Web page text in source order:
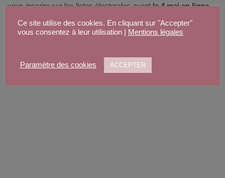
vous inscrire sur les listes électorales avantle 4 mai en ligne
de sa carte nationale d’identité ou de son passeport, en cours de
validité, et d’un justificatif de domicile de moins de trois mois.
Ce site utilise des cookies. En cliquant sur "Accepter"
vous consentez à leur utilisation |
Mentions légales
Paramètre des cookies ACCEPTER